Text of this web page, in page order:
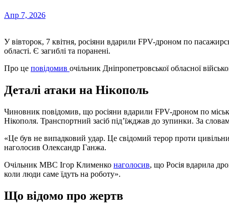
Апр 7, 2026
У вівторок, 7 квітня, росіяни вдарили FPV-дроном по
області. Є загиблі та поранені.
Про це повідомив очільник Дніпропетровської обласної
Деталі атаки на Нікополь
Чиновник повідомив, що росіяни вдарили FPV-дроном по
Нікополя. Транспортний засіб під’їжджав до зупинки. За
«Це був не випадковий удар. Це свідомий терор проти
наголосив Олександр Ганжа.
Очільник МВС Ігор Клименко наголосив, що Росія вдарила
коли люди саме їдуть на роботу».
Що відомо про жертв